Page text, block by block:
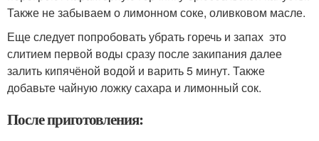
Также не забываем о лимонном соке, оливковом масле.
Еще следует попробовать убрать горечь и запах это
слитием первой воды сразу после закипания далее
залить кипячёной водой и варить 5 минут. Также
добавьте чайную ложку сахара и лимонный сок.
После приготовления: